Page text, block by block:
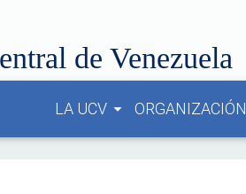
de Venezuela
LA UCV arrow_drop_down ORGANIZACIÓN